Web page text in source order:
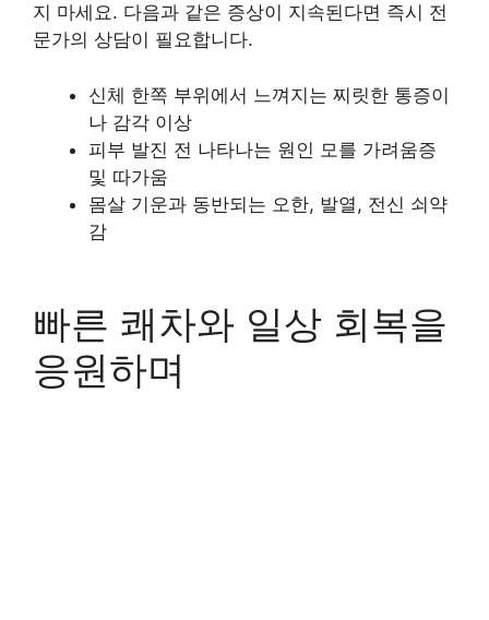
지 마세요. 다음과 같은 증상이 지속된다면 즉시 전
문가의 상담이 필요합니다.
신체 한쪽 부위에서 느껴지는 찌릿한 통증이
나 감각 이상
피부 발진 전 나타나는 원인 모를 가려움증
및 따가움
몸살 기운과 동반되는 오한, 발열, 전신 쇠약
감
빠른 쾌차와 일상 회복을
응원하며